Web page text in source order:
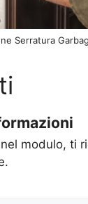
Serratura
modulo, ti